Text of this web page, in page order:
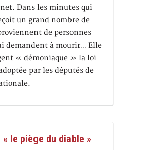
Dans les minutes qui
un grand nombre de
de personnes
demandent à mourir… Elle
« démoniaque » la loi
par les députés de
« le piège du diable »